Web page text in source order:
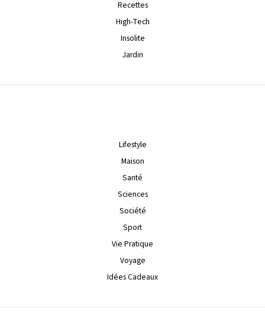
Recettes
High-Tech
Insolite
Jardin
Lifestyle
Maison
Santé
Sciences
Société
Sport
Vie Pratique
Voyage
Idées Cadeaux